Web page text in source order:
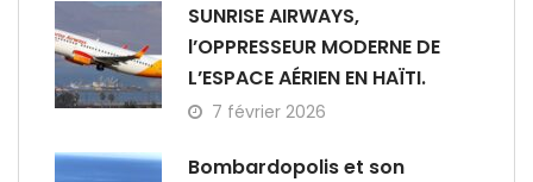
SUNRISE AIRWAYS,
l’OPPRESSEUR MODERNE DE
L’ESPACE AÉRIEN EN HAÏTI.
7 février 2026
Bombardopolis et son